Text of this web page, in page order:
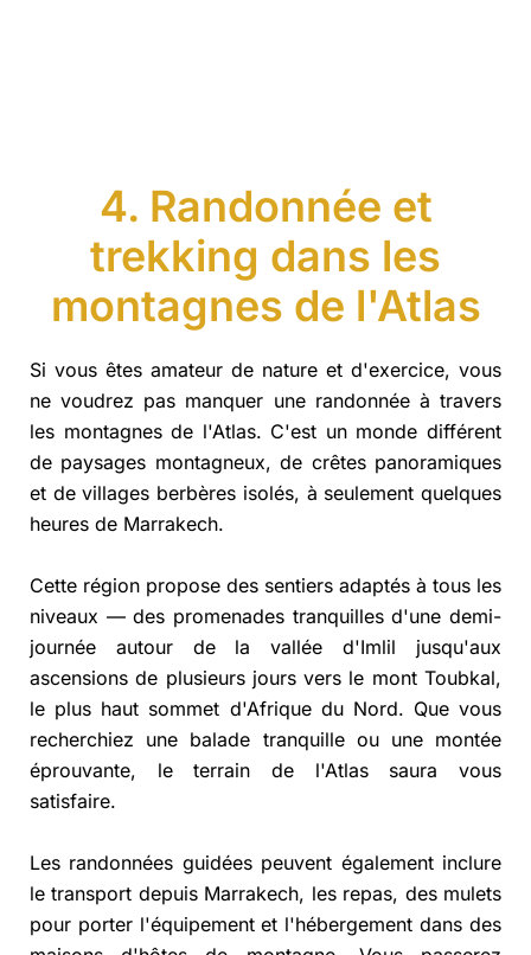
4. Randonnée et
trekking dans les
montagnes de l'Atlas
Si vous êtes amateur de nature et d'exercice, vous
ne voudrez pas manquer une randonnée à travers
les montagnes de l'Atlas. C'est un monde différent
de paysages montagneux, de crêtes panoramiques
et de villages berbères isolés, à seulement quelques
heures de Marrakech.
Cette région propose des sentiers adaptés à tous les
niveaux — des promenades tranquilles d'une demi-
journée autour de la vallée d'Imlil jusqu'aux
ascensions de plusieurs jours vers le mont Toubkal,
le plus haut sommet d'Afrique du Nord. Que vous
recherchiez une balade tranquille ou une montée
éprouvante, le terrain de l'Atlas saura vous
satisfaire.
Les randonnées guidées peuvent également inclure
le transport depuis Marrakech, les repas, des mulets
pour porter l'équipement et l'hébergement dans des